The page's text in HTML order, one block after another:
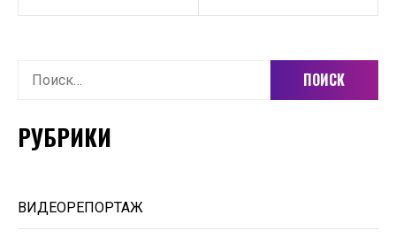
Найти:
РУБРИКИ
ВИДЕОРЕПОРТАЖ